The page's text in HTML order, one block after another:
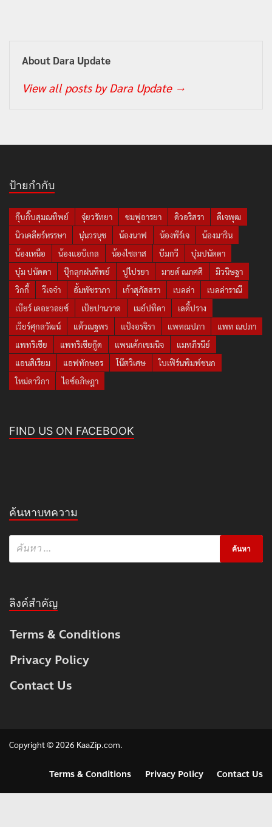
About Dara Update
View all posts by Dara Update →
ป้ายกำกับ
กุ๊บกิ๊บสุมณทิพย์ จุ๋ยวรัทยา ชมพู่อารยา ดิวอริสรา
ดีเจพุฒ
นิวเคลียร์หรรษา
นุ่นวรนุช น้องนาฟ น้องพีร์เจ
น้องมาริน
น้องเหนือ
น้องแอบิเกล น้องไซลาส บีมกวี
บุ๋มปนัดดา
บุ๋ม ปนัดดา
ปุ๊กลุกฝนทิพย์ ปูไปรยา มายด์ ณภศศิ
มิวนิษฐา
วิกกี้
วีเจจ๋า อั้มพัชราภา เก้าสุภัสสรา เบลล่า
เบลล่าราณี
เบียร์ เดอะวอยซ์
เป้ยปานวาด เมย์ปทิดา
เลดี้ปราง
เวียร์ศุกลวัฒน์
แต้วณฐพร แป้งอรจิรา แพทณปภา
แพท ณปภา
แพทริเซีย
แพทริเซียกู๊ด แพนเค้กเขมนิจ
แมทภีรนีย์
แอนสิเรียม
แอฟทักษอร โน๊ตวิเศษ
ใบเฟิร์นพิมพ์ชนก
ใหม่ดาวิกา
ไอซ์อภิษฎา
FIND US ON FACEBOOK
ค้นหาบทความ
ลิงค์สำคัญ
Terms & Conditions
Privacy Policy
Contact Us
Copyright © 2026 KaaZip.com.
Terms & Conditions Privacy Policy Contact Us